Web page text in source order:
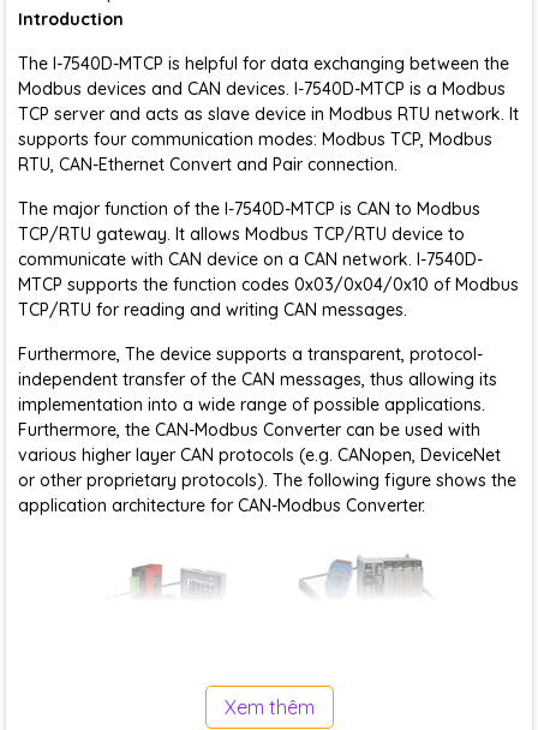
Introduction
The I-7540D-MTCP is helpful for data exchanging between the
Modbus devices and CAN devices. I-7540D-MTCP is a Modbus
TCP server and acts as slave device in Modbus RTU network. It
supports four communication modes: Modbus TCP, Modbus
RTU, CAN-Ethernet Convert and Pair connection.
The major function of the I-7540D-MTCP is CAN to Modbus
TCP/RTU gateway. It allows Modbus TCP/RTU device to
communicate with CAN device on a CAN network. I-7540D-
MTCP supports the function codes 0x03/0x04/0x10 of Modbus
TCP/RTU for reading and writing CAN messages.
Furthermore, The device supports a transparent, protocol-
independent transfer of the CAN messages, thus allowing its
implementation into a wide range of possible applications.
Furthermore, the CAN-Modbus Converter can be used with
various higher layer CAN protocols (e.g. CANopen, DeviceNet
or other proprietary protocols). The following figure shows the
application architecture for CAN-Modbus Converter.
Xem thêm